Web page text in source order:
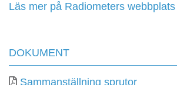
Läs mer på Radiometers webbplats
DOKUMENT
Sammanställning sprutor